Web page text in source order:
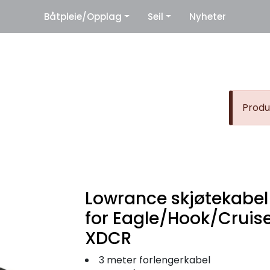
Leverandører
Båtpleie/Opplag Seil Nyheter
Lowrance skjøtekabel
for Eagle/Hook/
XDCR
3 meter forlengerkabel